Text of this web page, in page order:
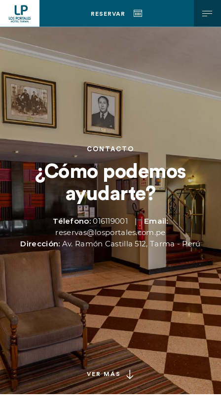
RESERVAR
ESP
ENG
CONTACTO
¿Cómo podemos
ayudarte?
Télefono:016119001 |
Email:
reservas@losportales.com.pe
Dirección: Av. Ramón Castilla 512, Tarma - Perú
VER MÁS